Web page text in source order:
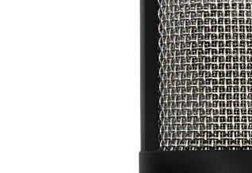
Προϊόντα που έχουν διακοπεί